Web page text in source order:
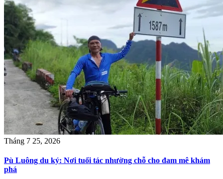
Tháng 7 25, 2026
Pù Luông du ký: Nơi tuổi tác nhường chỗ cho đam mê khám
phá